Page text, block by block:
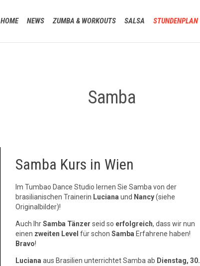
HOME NEWS ZUMBA & WORKOUTS SALSA STUNDENPLAN
Samba
Samba Kurs in Wien
Im Tumbao Dance Studio lernen Sie Samba von der
brasilianischen Trainerin Luciana und Nancy(siehe
Originalbilder)!
Auch IhrSamba Tänzer seid so erfolgreich, dass wir nun
einen zweiten Level für schon Samba Erfahrene haben!
Bravo!
Luciana aus Brasilien unterrichtet Samba ab Dienstag, 30.